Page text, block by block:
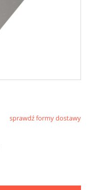
sprawdź formy dostawy